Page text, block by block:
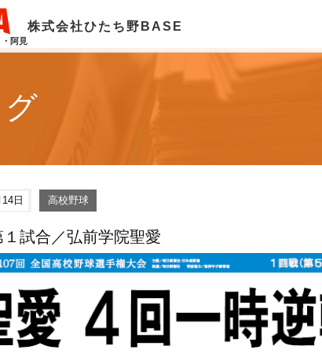
阿見
株式会社ひたち野BASE
日 高校野球
試合／弘前学院聖愛